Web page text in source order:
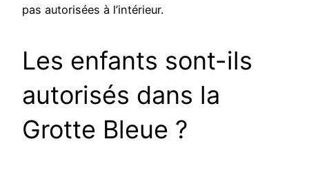
pas autorisées à l’intérieur.
Les enfants sont-ils
autorisés dans la
Grotte Bleue ?